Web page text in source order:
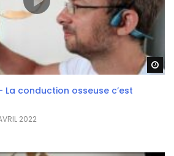
La conduction osseuse c’est
2022